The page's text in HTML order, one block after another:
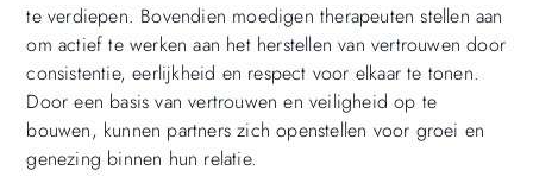
te verdiepen. Bovendien moedigen therapeuten stellen aan
om actief te werken aan het herstellen van vertrouwen door
consistentie, eerlijkheid en respect voor elkaar te tonen.
Door een basis van vertrouwen en veiligheid op te
bouwen, kunnen partners zich openstellen voor groei en
genezing binnen hun relatie.